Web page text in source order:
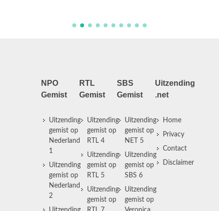
NPO
Gemist
Uitzending
gemist op
Nederland
1
Uitzending
gemist op
Nederland
2
RTL
Gemist
Uitzending
gemist op
RTL 4
Uitzending
gemist op
RTL 5
Uitzending
gemist op
SBS
Gemist
Uitzending
gemist op
NET 5
Uitzending
gemist op
SBS 6
Uitzending
gemist op
Uitzending
.net
Home
Privacy
Contact
Disclaimer